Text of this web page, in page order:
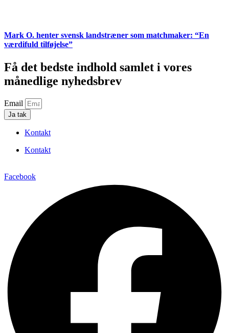
Mark O. henter svensk landstræner som matchmaker: “En
værdifuld tilføjelse”
Få det bedste indhold samlet i vores
månedlige nyhedsbrev
Email
Ja tak
Kontakt
Kontakt
Facebook